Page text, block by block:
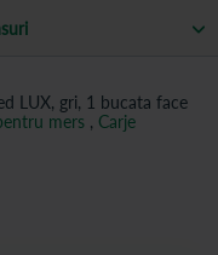
LUX, gri, 1 bucata face
mers , Carje